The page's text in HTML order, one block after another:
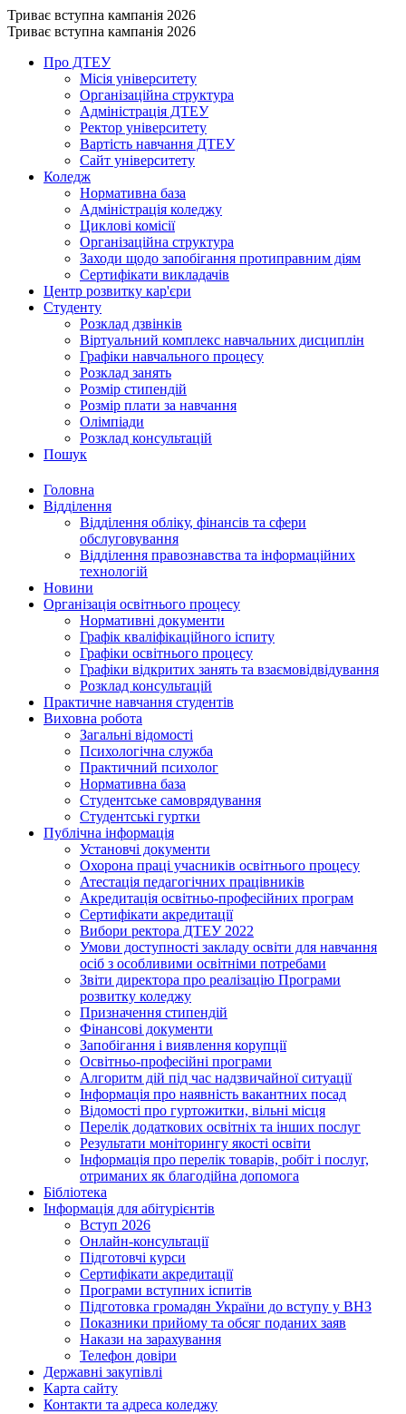
Триває вступна кампанія 2026
Триває вступна кампанія 2026
Про ДТЕУ
Місія університету
Організаційна структура
Адміністрація ДТЕУ
Ректор університету
Вартість навчання ДТЕУ
Сайт університету
Коледж
Нормативна база
Адміністрація коледжу
Циклові комісії
Організаційна структура
Заходи щодо запобігання протиправним діям
Сертифікати викладачів
Центр розвитку кар'єри
Студенту
Розклад дзвінків
Віртуальний комплекс навчальних дисциплін
Графіки навчального процесу
Розклад занять
Розмір стипендій
Розмір плати за навчання
Олімпіади
Розклад консультацій
Пошук
Головна
Відділення
Відділення обліку, фінансів та сфери
обслуговування
Відділення правознавства та інформаційних
технологій
Новини
Організація освітнього процесу
Нормативні документи
Графік кваліфікаційного іспиту
Графіки освітнього процесу
Графіки відкритих занять та взаємовідвідування
Розклад консультацій
Практичне навчання студентів
Виховна робота
Загальні відомості
Психологічна служба
Практичний психолог
Нормативна база
Студентське самоврядування
Студентські гуртки
Публічна інформація
Установчі документи
Охорона праці учасників освітнього процесу
Атестація педагогічних працівників
Акредитація освітньо-професійних програм
Сертифікати акредитації
Вибори ректора ДТЕУ 2022
Умови доступності закладу освіти для навчання
осіб з особливими освітніми потребами
Звіти директора про реалізацію Програми
розвитку коледжу
Призначення стипендій
Фінансові документи
Запобігання і виявлення корупції
Освітньо-професійні програми
Алгоритм дій під час надзвичайної ситуації
Інформація про наявність вакантних посад
Відомості про гуртожитки, вільні місця
Перелік додаткових освітніх та інших послуг
Результати моніторингу якості освіти
Інформація про перелік товарів, робіт і послуг,
отриманих як благодійна допомога
Бібліотека
Інформація для абітурієнтів
Вступ 2026
Онлайн-консультації
Підготовчі курси
Сертифікати акредитації
Програми вступних іспитів
Підготовка громадян України до вступу у ВНЗ
Показники прийому та обсяг поданих заяв
Накази на зарахування
Телефон довіри
Державні закупівлі
Карта сайту
Контакти та адреса коледжу